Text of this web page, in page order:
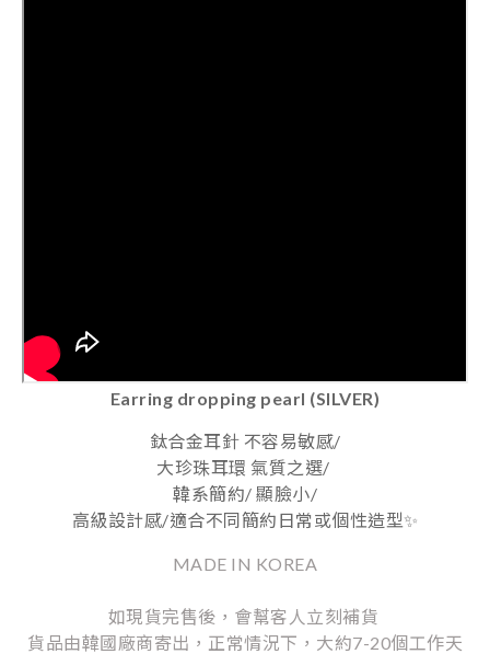
Earring dropping pearl (SILVER)
鈦合金耳針 不容易敏感/
大珍珠耳環 氣質之選/
韓系簡約/ 顯臉小/
高級設計感/適合不同簡約日常或個性造型✨
MADE IN KOREA
如現貨完售後，會幫客人立刻補貨
貨品由韓國廠商寄出，正常情況下，大約7-20個工作天